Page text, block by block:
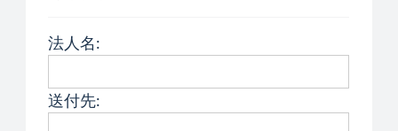
法人名:
送付先: